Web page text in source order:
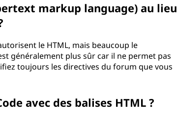
markup language) au lieu
le HTML, mais beaucoup le
généralement plus sûr car il ne permet pas
toujours les directives du forum que vous
avec des balises HTML ?